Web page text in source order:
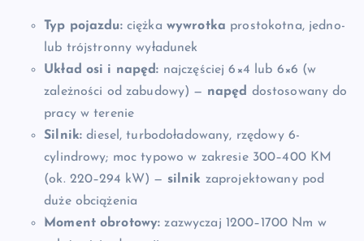
Typ pojazdu:ciężka wywrotka prostokotna, jedno-
lub trójstronny wyładunek
Układ osi i napęd: najczęściej 6×4 lub 6×6 (w
zależności od zabudowy) — napęd dostosowany do
pracy w terenie
Silnik: diesel, turbodoładowany, rzędowy 6-
cylindrowy; moc typowo w zakresie 300–400 KM
(ok. 220–294 kW) — silnik zaprojektowany pod
duże obciążenia
Moment obrotowy: zazwyczaj 1200–1700 Nm w